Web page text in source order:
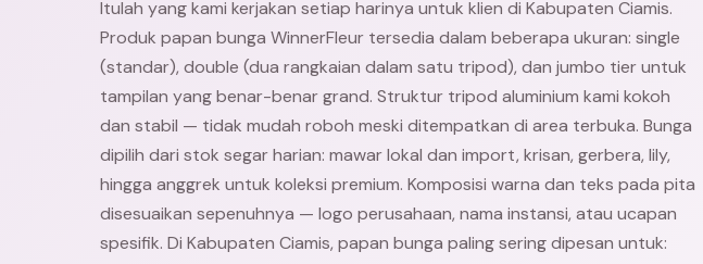
Itulah yang kami kerjakan setiap harinya untuk klien di Kabupaten Ciamis.
Produk papan bunga WinnerFleur tersedia dalam beberapa ukuran: single
(standar), double (dua rangkaian dalam satu tripod), dan jumbo tier untuk
tampilan yang benar-benar grand. Struktur tripod aluminium kami kokoh
dan stabil — tidak mudah roboh meski ditempatkan di area terbuka. Bunga
dipilih dari stok segar harian: mawar lokal dan import, krisan, gerbera, lily,
hingga anggrek untuk koleksi premium. Komposisi warna dan teks pada pita
disesuaikan sepenuhnya — logo perusahaan, nama instansi, atau ucapan
spesifik. Di Kabupaten Ciamis, papan bunga paling sering dipesan untuk: